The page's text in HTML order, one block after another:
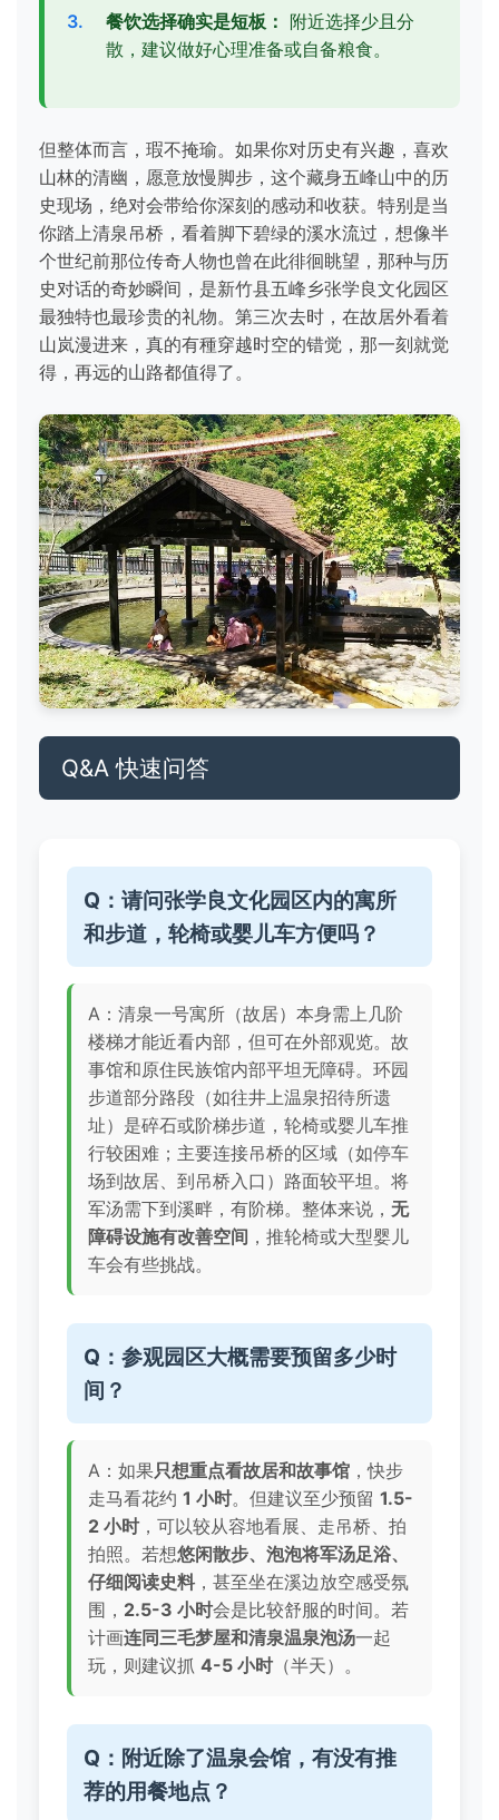
餐饮选择确实是短板： 附近选择少且分
散，建议做好心理准备或自备粮食。
但整体而言，瑕不掩瑜。如果你对历史有兴趣，喜欢
山林的清幽，愿意放慢脚步，这个藏身五峰山中的历
史现场，绝对会带给你深刻的感动和收获。特别是当
你踏上清泉吊桥，看着脚下碧绿的溪水流过，想像半
个世纪前那位传奇人物也曾在此徘徊眺望，那种与历
史对话的奇妙瞬间，是新竹县五峰乡张学良文化园区
最独特也最珍贵的礼物。第三次去时，在故居外看着
山岚漫进来，真的有種穿越时空的错觉，那一刻就觉
得，再远的山路都值得了。
Q&A 快速问答
Q：请问张学良文化园区内的寓所
和步道，轮椅或婴儿车方便吗？
A：清泉一号寓所（故居）本身需上几阶
楼梯才能近看内部，但可在外部观览。故
事馆和原住民族馆内部平坦无障碍。环园
步道部分路段（如往井上温泉招待所遗
址）是碎石或阶梯步道，轮椅或婴儿车推
行较困难；主要连接吊桥的区域（如停车
场到故居、到吊桥入口）路面较平坦。将
军汤需下到溪畔，有阶梯。整体来说， 无
障碍设施有改善空间 ，推轮椅或大型婴儿
车会有些挑战。
Q：参观园区大概需要预留多少时
间？
A：如果只想重点看故居和故事馆 ，快步
走马看花约 1 小时。但建议至少预留 1.5-
2 小时，可以较从容地看展、走吊桥、拍
拍照。若想悠闲散步、泡泡将军汤足浴、
仔细阅读史料，甚至坐在溪边放空感受氛
围， 2.5-3 小时会是比较舒服的时间。若
计画连同三毛梦屋和清泉温泉泡汤一起
玩，则建议抓 4-5 小时（半天）。
Q：附近除了温泉会馆，有没有推
荐的用餐地点？